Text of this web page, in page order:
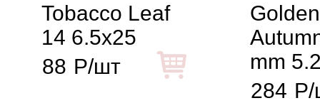
Tobacco Leaf
14 6.5x25
88 Р/шт
Golden
mm
284 Р/